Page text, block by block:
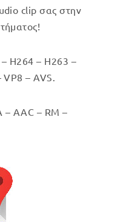
clip σας στην
H264 – H263 –
VP8 – AVS.
AAC – RM –